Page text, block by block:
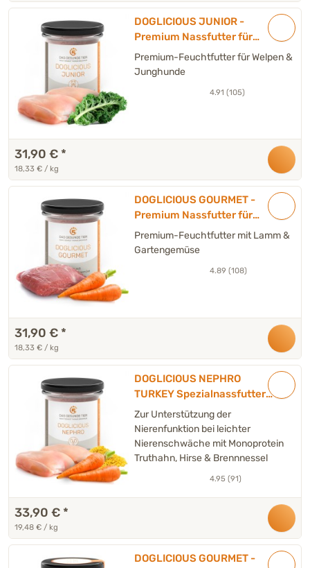
DOGLICIOUS JUNIOR -
Premium Nassfutter für
Welpen mit Hühnchen,
Kartoffel & Fenchel - 6 x 290
Premium-Feuchtfutter für Welpen &
Junghunde
4.91 (105)
31,90 € *
18,33 € / kg
DOGLICIOUS GOURMET -
Premium Nassfutter für
Hunde mit Lamm &
Gartengemüse - 6 x 290 g
Premium-Feuchtfutter mit Lamm &
Gartengemüse
4.89 (108)
31,90 € *
18,33 € / kg
DOGLICIOUS NEPHRO
TURKEY Spezialnassfutter
für Hunde mit leichten
Nierenproblemen - 6 x 290 g
Zur Unterstützung der
Nierenfunktion bei leichter
Nierenschwäche mit Monoprotein
Truthahn, Hirse & Brennnessel
4.95 (91)
33,90 € *
19,48 € / kg
DOGLICIOUS GOURMET -